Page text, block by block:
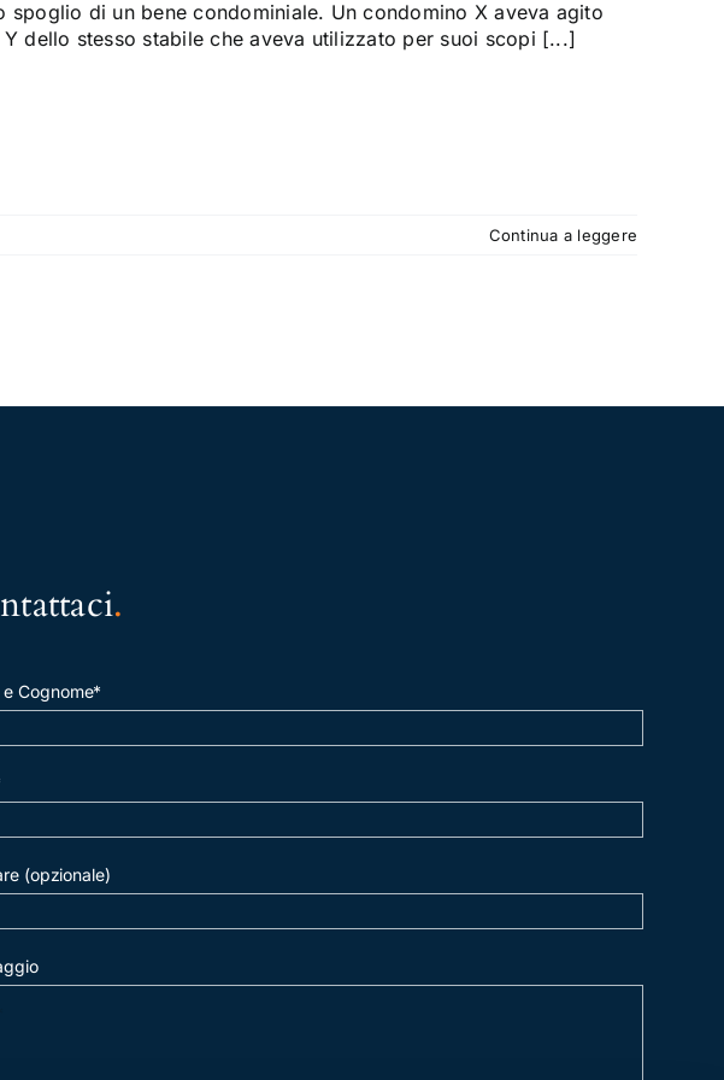
di un bene condominiale. Un condomino X aveva agito
dello stesso stabile che aveva utilizzato per suoi scopi [...]
Continua a leggere
.
e Cognome*
(opzionale)